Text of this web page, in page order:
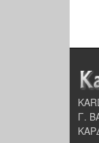
Γ.